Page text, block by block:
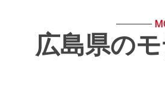
広島県の